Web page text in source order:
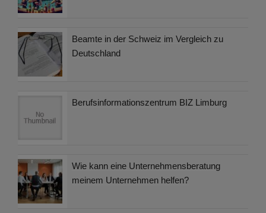
Beamte in der Schweiz im Vergleich zu
Deutschland
Berufsinformationszentrum BIZ Limburg
Wie kann eine Unternehmensberatung
meinem Unternehmen helfen?